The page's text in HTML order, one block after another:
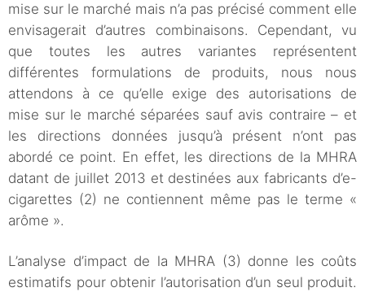
mise sur le marché mais n’a pas précisé comment elle
envisagerait d’autres combinaisons. Cependant, vu
que toutes les autres variantes représentent
différentes formulations de produits, nous nous
attendons à ce qu’elle exige des autorisations de
mise sur le marché séparées sauf avis contraire – et
les directions données jusqu’à présent n’ont pas
abordé ce point. En effet, les directions de la MHRA
datant de juillet 2013 et destinées aux fabricants d’e-
cigarettes (2) ne contiennent même pas le terme «
arôme ».
L’analyse d’impact de la MHRA (3) donne les coûts
estimatifs pour obtenir l’autorisation d’un seul produit.